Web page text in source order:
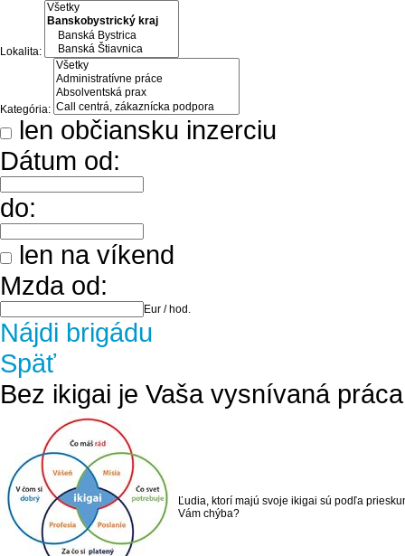
Lokalita:
Kategória:
len občiansku inzerciu
Dátum od:
do:
len na víkend
Mzda od:
Eur / hod.
Nájdi brigádu
Späť
Bez ikigai je Vaša vysnívaná
Ľudia, ktorí majú svoje ikigai sú podľa
Vám chýba?